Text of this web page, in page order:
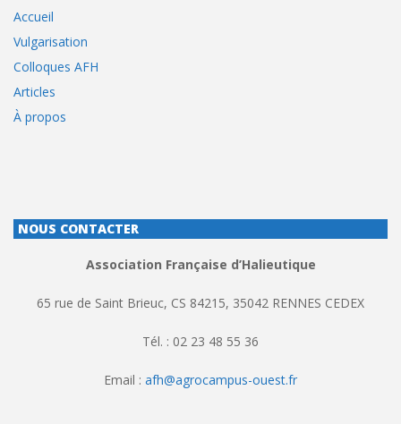
Accueil
Vulgarisation
Colloques AFH
Articles
À propos
NOUS CONTACTER
Association Française d’Halieutique
65 rue de Saint Brieuc, CS 84215, 35042 RENNES CEDEX
Tél. : 02 23 48 55 36
Email : afh@agrocampus-ouest.fr